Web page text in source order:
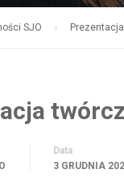
SJO
Data
3 GRUDNIA